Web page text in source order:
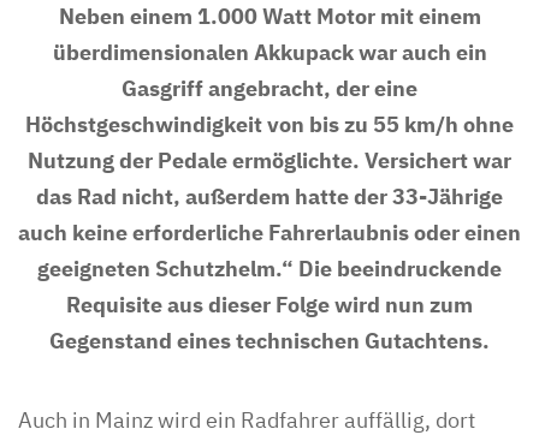
Neben einem 1.000 Watt Motor mit einem
überdimensionalen Akkupack war auch ein
Gasgriff angebracht, der eine
Höchstgeschwindigkeit von bis zu 55 km/h ohne
Nutzung der Pedale ermöglichte. Versichert war
das Rad nicht, außerdem hatte der 33-Jährige
auch keine erforderliche Fahrerlaubnis oder einen
geeigneten Schutzhelm.“ Die beeindruckende
Requisite aus dieser Folge wird nun zum
Gegenstand eines technischen Gutachtens.
Auch in Mainz wird ein Radfahrer auffällig, dort